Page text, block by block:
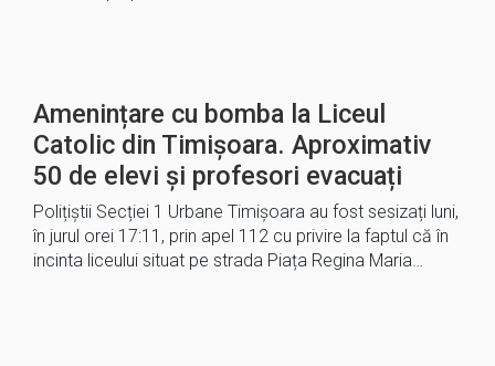
Amenințare cu bomba la Liceul
Catolic din Timișoara. Aproximativ
50 de elevi și profesori evacuați
Polițiștii Secției 1 Urbane Timișoara au fost sesizați luni,
în jurul orei 17:11, prin apel 112 cu privire la faptul că în
incinta liceului situat pe strada Piața Regina Maria…